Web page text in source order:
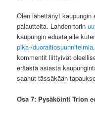
Olen lähettänyt kaupungin
palautteita. Lahden torin
kaupungin edustajalle
pika-/duoraitiosuunnitelmia
kommentit liittyivät
eräästä asiasta
saanut tässäkään
Osa 7: Pysäköinti Trion